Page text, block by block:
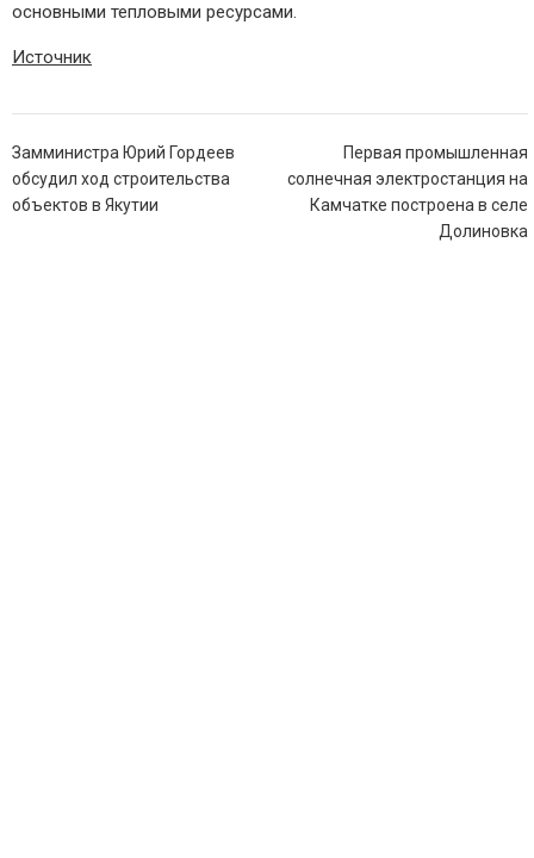
основными тепловыми ресурсами.
Источник
Навигация
по
записям
Замминистра Юрий Гордеев
обсудил ход строительства
объектов в Якутии
Первая промышленная
солнечная электростанция на
Камчатке построена в селе
Долиновка